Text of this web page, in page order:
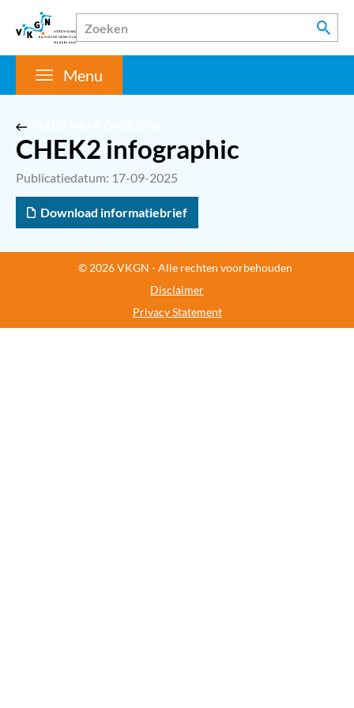
Menu
CHEK2 infographic
Publicatiedatum: 17-09-2025
Download informatiebrief
© 2026 VKGN - Alle rechten voorbehouden
Disclaimer
Privacy Statement